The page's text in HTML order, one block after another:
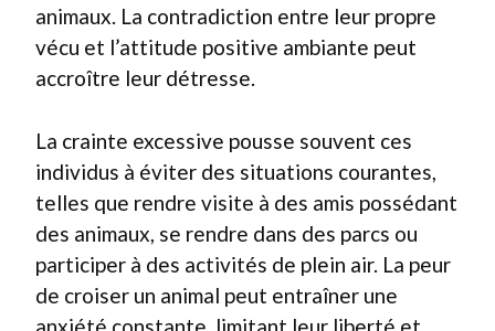
animaux. La contradiction entre leur propre
vécu et l’attitude positive ambiante peut
accroître leur détresse.
La crainte excessive pousse souvent ces
individus à éviter des situations courantes,
telles que rendre visite à des amis possédant
des animaux, se rendre dans des parcs ou
participer à des activités de plein air. La peur
de croiser un animal peut entraîner une
anxiété constante, limitant leur liberté et